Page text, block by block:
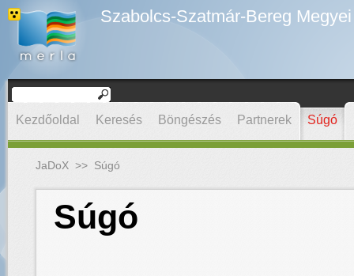
Szabolcs-Szatmár-Bereg
Kezdőoldal Keresés Böngészés Partnerek Súgó
JaDoX >> Súgó
Súgó